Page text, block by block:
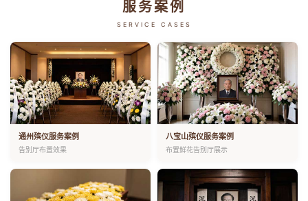
服务案例
SERVICE CASES
通州殡仪服务案例
告别厅布置效果
八宝山殡仪服务案例
布置鲜花告别厅展示